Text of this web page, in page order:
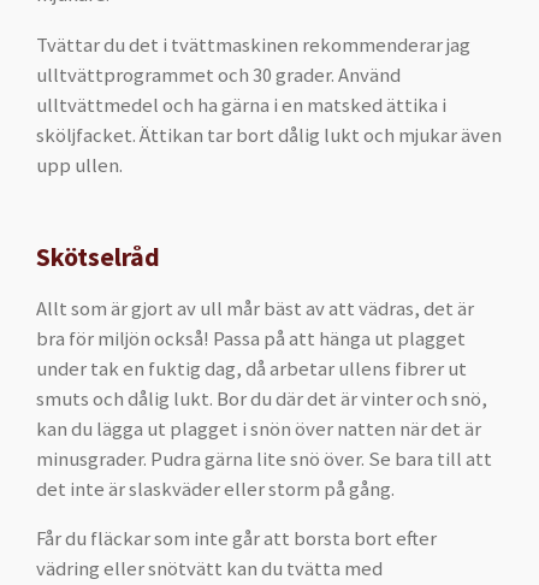
Tvättar du det i tvättmaskinen rekommenderar jag
ulltvättprogrammet och 30 grader. Använd
ulltvättmedel och ha gärna i en matsked ättika i
sköljfacket. Ättikan tar bort dålig lukt och mjukar även
upp ullen.
Skötselråd
Allt som är gjort av ull mår bäst av att vädras, det är
bra för miljön också! Passa på att hänga ut plagget
under tak en fuktig dag, då arbetar ullens fibrer ut
smuts och dålig lukt. Bor du där det är vinter och snö,
kan du lägga ut plagget i snön över natten när det är
minusgrader. Pudra gärna lite snö över. Se bara till att
det inte är slaskväder eller storm på gång.
Får du fläckar som inte går att borsta bort efter
vädring eller snötvätt kan du tvätta med